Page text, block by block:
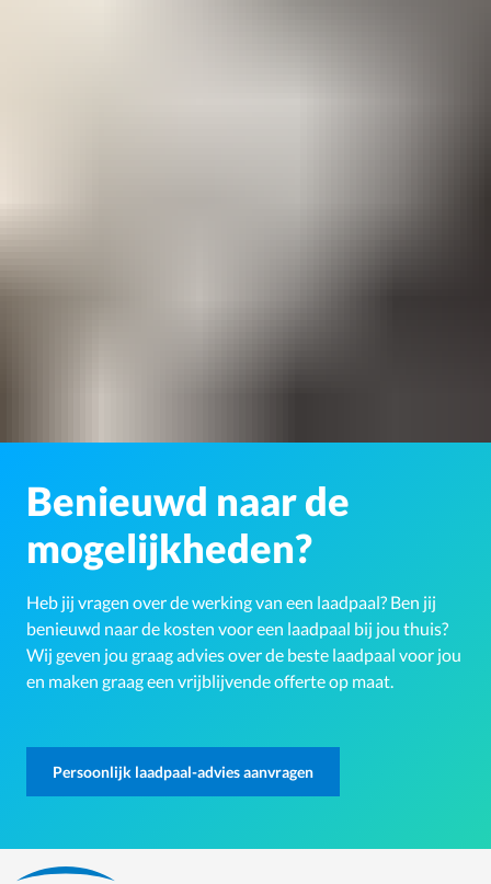
Benieuwd naar de
mogelijkheden?
Heb jij vragen over de werking van een laadpaal? Ben jij
benieuwd naar de kosten voor een laadpaal bij jou thuis?
Wij geven jou graag advies over de beste laadpaal voor jou
en maken graag een vrijblijvende offerte op maat.
Persoonlijk laadpaal-advies aanvragen